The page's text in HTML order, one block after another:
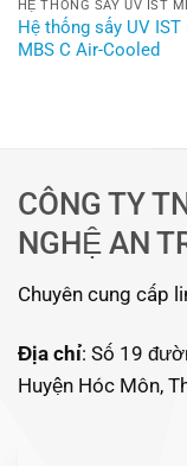
Hệ thống sấy UV IST
MBS C Air-Cooled
CÔNG TY
NGHỆ AN
Chuyên cung cấp
Địa chỉ: Số 19
Huyện Hóc Môn,